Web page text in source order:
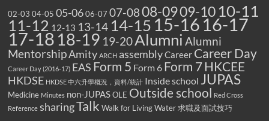
02-03 04-05 05-06 06-07 07-0808-0909-10 10-11
11-12 12-13 13-14 14-15 15-16 16-17
17-18 18-19 19-20Alumni Alumni
MentorshipAmity ARCH assemblyCareer Career Day
Career Day (2016-17) EAS Form 5 Form 6 Form 7HKCEE
HKDSE HKDSE 中六升學概況，資料/統計 Inside school JUPAS
Medicine Minutes non-JUPAS OLE Outside school Red Cross
Reference sharingTalk Walk for Living Water 求職及面試技巧